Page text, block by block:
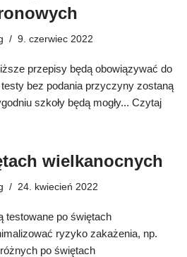
9. czerwiec 2022
przepisy będą obowiązywać do
bez podania przyczyny zostaną
szkoły będą mogły... Czytaj
wielkanocnych
24. kwiecień 2022
testowane po świętach
ryzyko zakażenia, np.
po świętach